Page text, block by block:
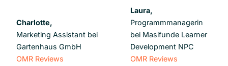
Charlotte,
Marketing Assistant bei
Gartenhaus GmbH
OMR Reviews
Laura,
Programmmanagerin
bei Masifunde Learner
Development NPC
OMR Reviews